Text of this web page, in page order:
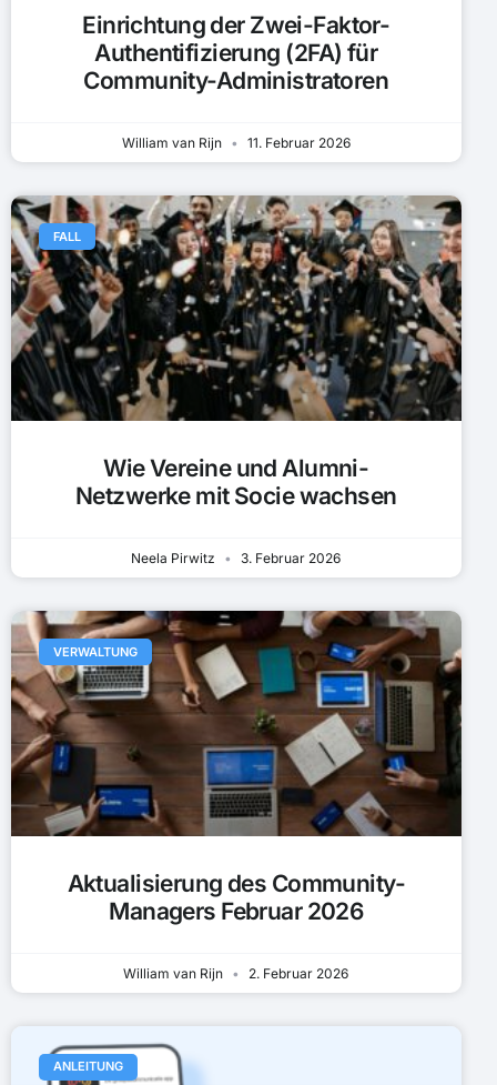
Einrichtung der Zwei-Faktor-
Authentifizierung (2FA) für
Community-Administratoren
William van Rijn 11. Februar 2026
FALL
Wie Vereine und Alumni-
Netzwerke mit Socie wachsen
Neela Pirwitz 3. Februar 2026
VERWALTUNG
Aktualisierung des Community-
Managers Februar 2026
William van Rijn 2. Februar 2026
ANLEITUNG